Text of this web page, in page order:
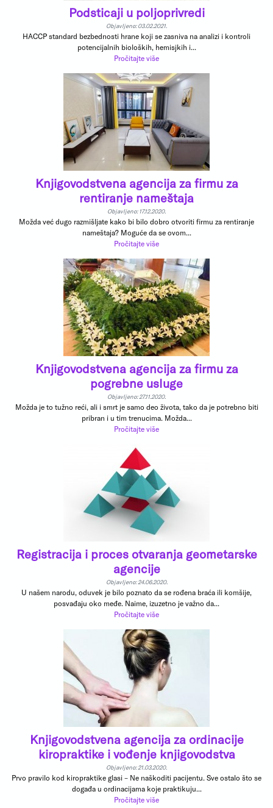
Podsticaji u poljoprivredi
Objavljeno: 03.02.2021.
HACCP standard bezbednosti hrane koji se zasniva na analizi i kontroli
potencijalnih bioloških, hemisjkih i...
Pročitajte više
Knjigovodstvena agencija za firmu za
rentiranje nameštaja
Objavljeno: 17.12.2020.
Možda već dugo razmišljate kako bi bilo dobro otvoriti firmu za rentiranje
nameštaja? Moguće da se ovom...
Pročitajte više
Knjigovodstvena agencija za firmu za
pogrebne usluge
Objavljeno: 27.11.2020.
Možda je to tužno reći, ali i smrt je samo deo života, tako da je potrebno biti
pribran i u tim trenucima. Možda...
Pročitajte više
Registracija i proces otvaranja geometarske
agencije
Objavljeno: 24.06.2020.
U našem narodu, oduvek je bilo poznato da se rođena braća ili komšije,
posvađaju oko međe. Naime, izuzetno je važno da...
Pročitajte više
Knjigovodstvena agencija za ordinacije
kiropraktike i vođenje knjigovodstva
Objavljeno: 21.03.2020.
Prvo pravilo kod kiropraktike glasi – Ne naškoditi pacijentu. Sve ostalo što se
događa u ordinacijama koje praktikuju...
Pročitajte više